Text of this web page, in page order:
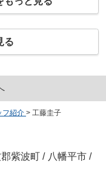
る
フ紹介 > 工藤圭子
紫波町 / 八幡平市 /